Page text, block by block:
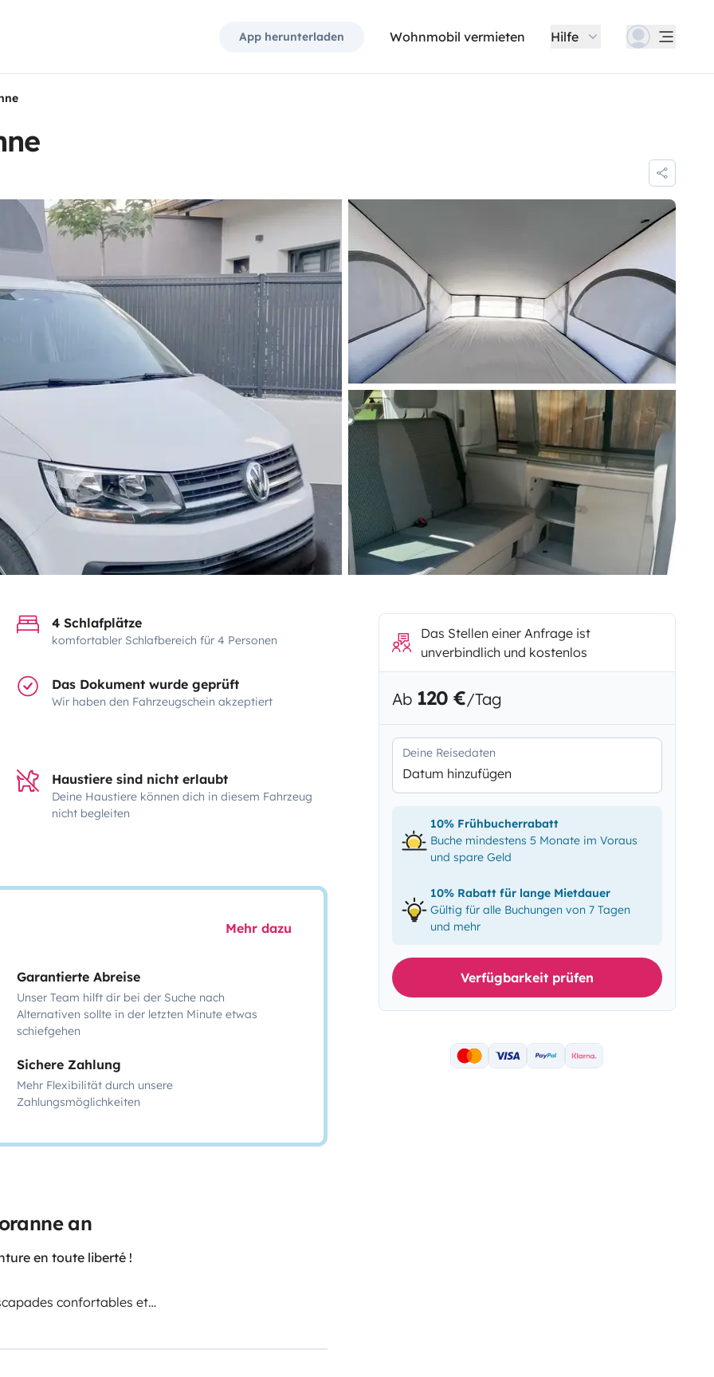
App herunterladen Wohnmobil vermieten Hilfe
4 Schlafplätze
komfortabler Schlafbereich für 4 Personen
Das Dokument wurde geprüft
Wir haben den Fahrzeugschein akzeptiert
Haustiere sind nicht erlaubt
Deine Haustiere können dich in diesem Fahrzeug
nicht begleiten
Mehr dazu
Garantierte Abreise
Unser Team hilft dir bei der Suche nach
Alternativen sollte in der letzten Minute etwas
schiefgehen
Sichere Zahlung
Mehr Flexibilität durch unsere
Zahlungsmöglichkeiten
an
en toute liberté !
confortables et
praticité, confort et autonomie.
Das Stellen einer Anfrage ist
unverbindlich und kostenlos
Ab 120 €/Tag
Deine Reisedaten
Datum hinzufügen
10% Frühbucherrabatt
Buche mindestens 5 Monate im Voraus
und spare Geld
10% Rabatt für lange Mietdauer
Gültig für alle Buchungen von 7 Tagen
und mehr
Verfügbarkeit prüfen